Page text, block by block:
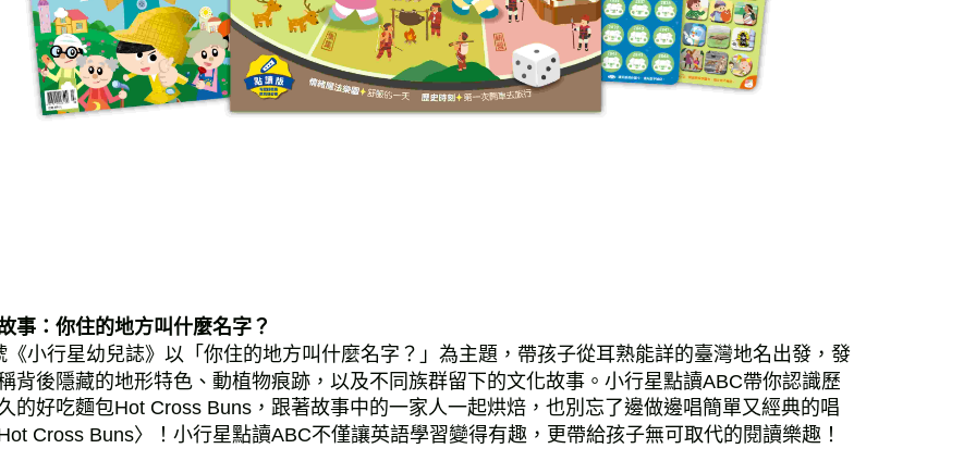
事：你住的地方叫什麼名字？
《小行星幼兒誌》以「你住的地方叫什麼名字？」為主題，帶孩子從耳熟能詳的臺灣地名出發，發
背後隱藏的地形特色、動植物痕跡，以及不同族群留下的文化故事。小行星點讀ABC帶你認識歷
的好吃麵包Hot Cross Buns，跟著故事中的一家人一起烘焙，也別忘了邊做邊唱簡單又經典的唱
Cross Buns〉！小行星點讀ABC不僅讓英語學習變得有趣，更帶給孩子無可取代的閱讀樂趣！